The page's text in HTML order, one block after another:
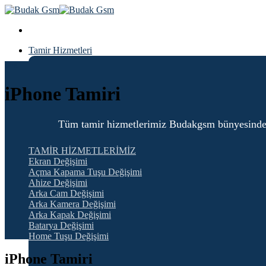
Skip
content
Tamir Hizmetleri
Tüm tamir hizmetlerimiz Budakgsm bünyesinde
TAMİR HİZMETLERİMİZ
Ekran Değişimi
Açma Kapama Tuşu Değişimi
Ahize Değişimi
Arka Cam Değişimi
Arka Kamera Değişimi
Arka Kapak Değişimi
Batarya Değişimi
Home Tuşu Değişimi
iPhone Tamiri
iPhone Tamiri